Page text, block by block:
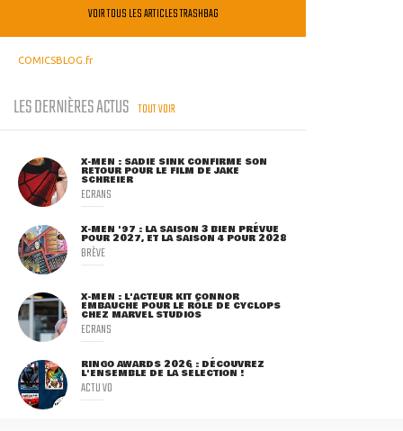
VOIR TOUS LES ARTICLES TRASHBAG
COMICSBLOG.fr
LES DERNIÈRES ACTUS TOUT VOIR
X-MEN : SADIE SINK CONFIRME SON
RETOUR POUR LE FILM DE JAKE
SCHREIER
ECRANS
X-MEN '97 : LA SAISON 3 BIEN PRÉVUE
POUR 2027, ET LA SAISON 4 POUR 2028
BRÈVE
X-MEN : L'ACTEUR KIT CONNOR
EMBAUCHÉ POUR LE RÔLE DE CYCLOPS
CHEZ MARVEL STUDIOS
ECRANS
RINGO AWARDS 2026 : DÉCOUVREZ
L'ENSEMBLE DE LA SÉLECTION !
ACTU VO